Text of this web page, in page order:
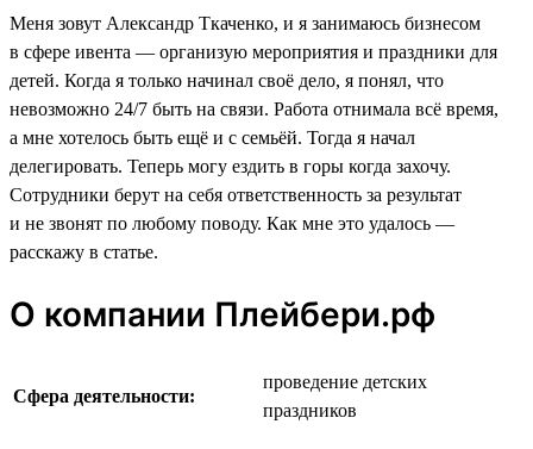
Меня зовут Александр Ткаченко, и я занимаюсь бизнесом
в сфере ивента — организую мероприятия и праздники для
детей. Когда я только начинал своё дело, я понял, что
невозможно 24/7 быть на связи. Работа отнимала всё время,
а мне хотелось быть ещё и с семьёй. Тогда я начал
делегировать. Теперь могу ездить в горы когда захочу.
Сотрудники берут на себя ответственность за результат
и не звонят по любому поводу. Как мне это удалось —
расскажу в статье.
О компании Плейбери.рф
Сфера деятельности:
проведение детских
праздников